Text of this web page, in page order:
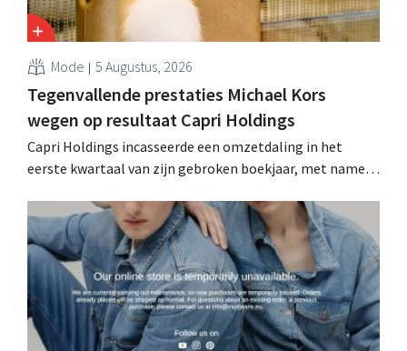
Mode 5 Augustus, 2026
Tegenvallende prestaties Michael Kors
wegen op resultaat Capri Holdings
Capri Holdings incasseerde een omzetdaling in het
eerste kwartaal van zijn gebroken boekjaar, met name
Kors, ondanks sterke resultaten van Jimmy Choo.